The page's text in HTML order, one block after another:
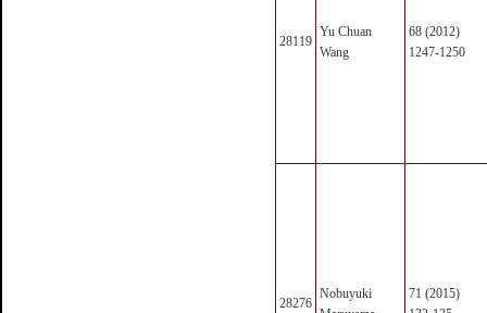
28119
Yu Chuan
Wang
68 (2012)
1247-1250
28276
Nobuyuki
71 (2015)